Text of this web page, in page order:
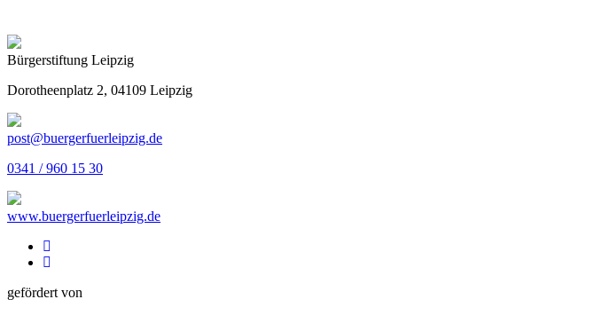
Bürgerstiftung Leipzig
Dorotheenplatz 2, 04109 Leipzig
post@buergerfuerleipzig.de
0341 / 960 15 30
www.buergerfuerleipzig.de
gefördert von